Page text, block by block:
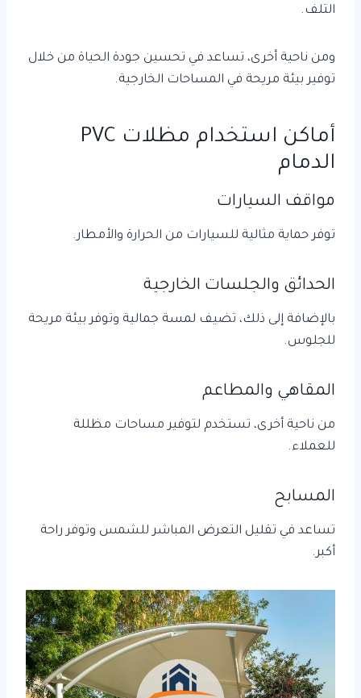
التلف.
ومن ناحية أخرى، تساعد في تحسين جودة الحياة من خلال
توفير بيئة مريحة في المساحات الخارجية.
أماكن استخدام مظلات PVC
الدمام
مواقف السيارات
توفر حماية مثالية للسيارات من الحرارة والأمطار.
الحدائق والجلسات الخارجية
بالإضافة إلى ذلك، تضيف لمسة جمالية وتوفر بيئة مريحة
للجلوس.
المقاهي والمطاعم
من ناحية أخرى، تستخدم لتوفير مساحات مظللة
للعملاء.
المسابح
تساعد في تقليل التعرض المباشر للشمس وتوفر راحة
أكبر.